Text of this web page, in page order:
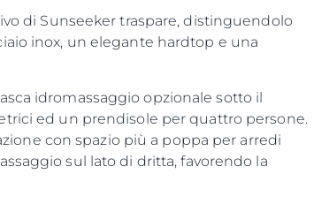
di Sunseeker traspare, distinguendolo
inox, un elegante hardtop e una
idromassaggio opzionale sotto il
ed un prendisole per quattro persone.
con spazio più a poppa per arredi
sul lato di dritta, favorendo la